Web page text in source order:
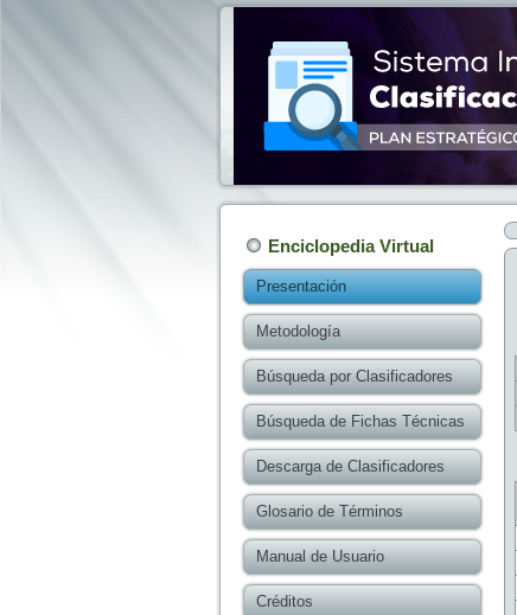
Enciclopedia Virtual
Presentación
Metodología
Búsqueda por Clasificadores
Búsqueda de Fichas Técnicas
Descarga de Clasificadores
Glosario de Términos
Manual de Usuario
Créditos